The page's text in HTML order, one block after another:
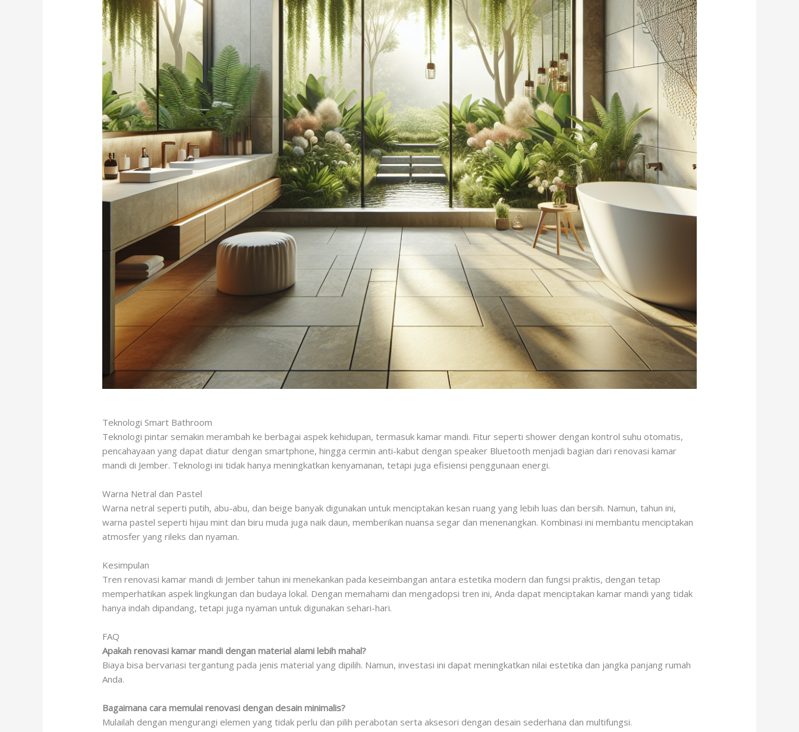
Teknologi Smart Bathroom
Teknologi pintar semakin merambah ke berbagai aspek kehidupan, termasuk kamar mandi. Fitur seperti shower dengan kontrol suhu otomatis,
pencahayaan yang dapat diatur dengan smartphone, hingga cermin anti-kabut dengan speaker Bluetooth menjadi bagian dari renovasi kamar
mandi di Jember. Teknologi ini tidak hanya meningkatkan kenyamanan, tetapi juga efisiensi penggunaan energi.
Warna Netral dan Pastel
Warna netral seperti putih, abu-abu, dan beige banyak digunakan untuk menciptakan kesan ruang yang lebih luas dan bersih. Namun, tahun ini,
warna pastel seperti hijau mint dan biru muda juga naik daun, memberikan nuansa segar dan menenangkan. Kombinasi ini membantu menciptakan
atmosfer yang rileks dan nyaman.
Kesimpulan
Tren renovasi kamar mandi di Jember tahun ini menekankan pada keseimbangan antara estetika modern dan fungsi praktis, dengan tetap
memperhatikan aspek lingkungan dan budaya lokal. Dengan memahami dan mengadopsi tren ini, Anda dapat menciptakan kamar mandi yang tidak
hanya indah dipandang, tetapi juga nyaman untuk digunakan sehari-hari.
FAQ
Apakah renovasi kamar mandi dengan material alami lebih mahal?
Biaya bisa bervariasi tergantung pada jenis material yang dipilih. Namun, investasi ini dapat meningkatkan nilai estetika dan jangka panjang rumah
Anda.
Bagaimana cara memulai renovasi dengan desain minimalis?
Mulailah dengan mengurangi elemen yang tidak perlu dan pilih perabotan serta aksesori dengan desain sederhana dan multifungsi.